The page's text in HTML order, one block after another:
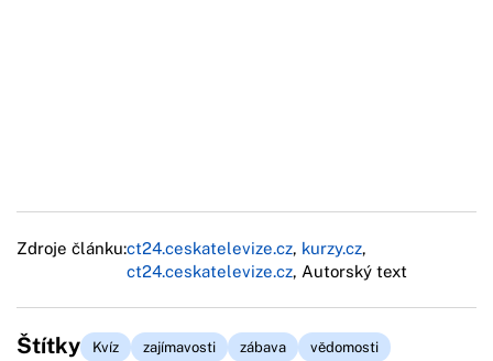
Zdroje článku:ct24.ceskatelevize.cz, kurzy.cz,
ct24.ceskatelevize.cz, Autorský text
Štítky Kvíz zajímavosti zábava
vědomosti